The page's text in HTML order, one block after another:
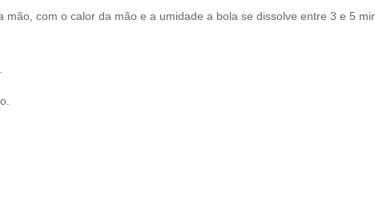
com o calor da mão e a umidade a bola se dissolve entre 3 e 5